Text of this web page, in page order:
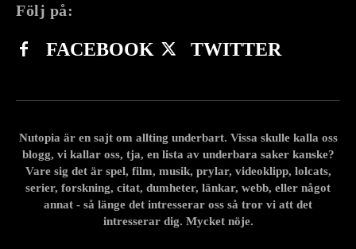
Följ på:
FACEBOOK TWITTER
Nutopia är en sajt om allting underbart. Vissa skulle kalla oss
blogg, vi kallar oss, tja, en lista av underbara saker kanske?
Vare sig det är spel, film, musik, prylar, videoklipp, lolcats,
serier, forskning, citat, dumheter, länkar, webb, eller något
annat - så länge det intresserar oss så tror vi att det
intresserar dig. Mycket nöje.